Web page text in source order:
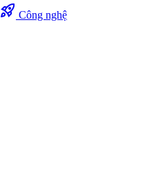
rocket_launch Công nghệ